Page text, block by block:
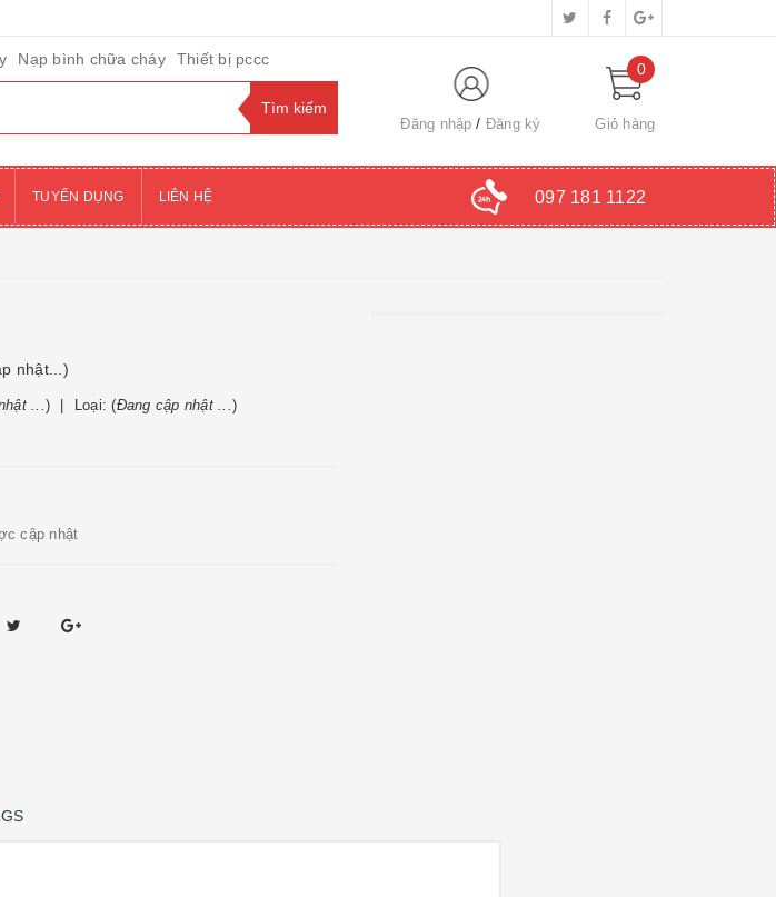
Nạp bình chữa cháy Thiết bị pccc
Đăng nhập Đăng ký
0
Giỏ hàng
TUYỂN DỤNG LIÊN HỆ 097 181 1122
nhật...)
...) Loại: (Đang cập nhật ...)
cập nhật